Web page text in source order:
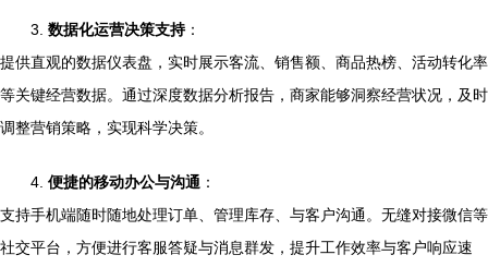
3. 数据化运营决策支持：
提供直观的数据仪表盘，实时展示客流、销售额、商品热榜、活动转化率
等关键经营数据。通过深度数据分析报告，商家能够洞察经营状况，及时
调整营销策略，实现科学决策。
4. 便捷的移动办公与沟通 ：
支持手机端随时随地处理订单、管理库存、与客户沟通。无缝对接微信等
社交平台，方便进行客服答疑与消息群发，提升工作效率与客户响应速